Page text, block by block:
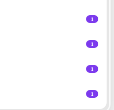
1
1
1
1